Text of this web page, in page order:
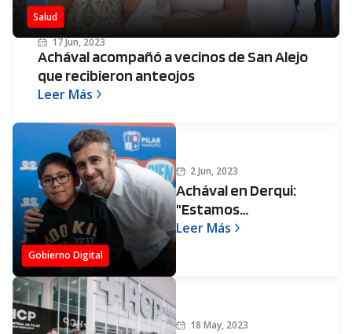
Salud
17 Jun, 2023
Achával acompañó a vecinos de San Alejo
que recibieron anteojos
Leer Más
Gobierno Digital
2 Jun, 2023
Achával en Derqui:
"Estamos
comprometidos con la
Leer Más
18 May, 2023